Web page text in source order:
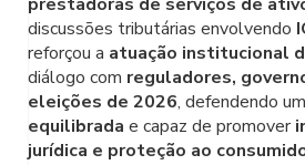
discussões tributárias envolvendo
reforçou a atuação institucional
diálogo com reguladores,
eleições de 2026, defendendo
equilibrada e capaz de promover
jurídica e proteção ao